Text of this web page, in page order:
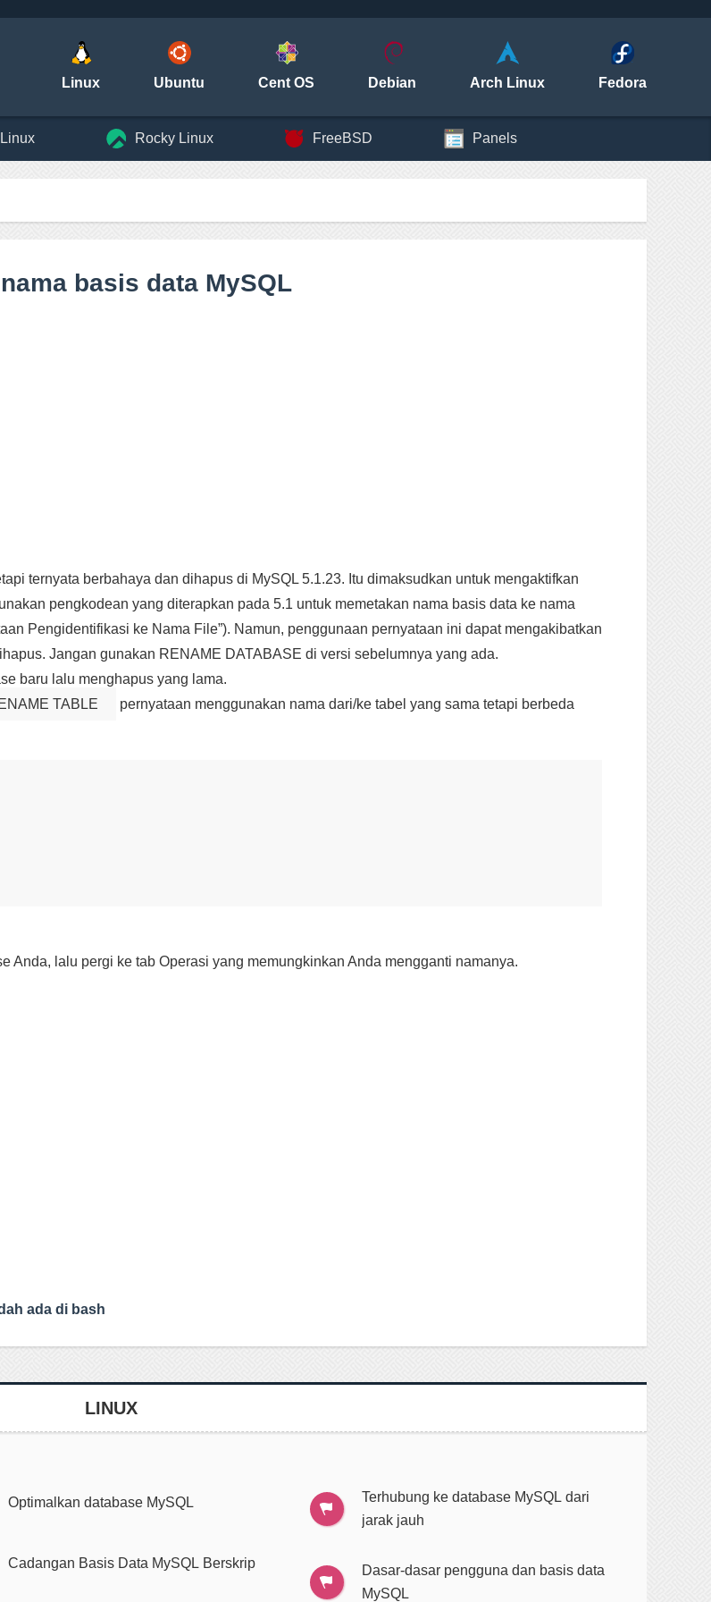
Linux Ubuntu Cent OS Debian Arch Linux Fedora
Rocky Linux FreeBSD Panels
basis data MySQL
ternyata berbahaya dan dihapus di MySQL 5.1.23. Itu dimaksudkan untuk mengaktifkan
pengkodean yang diterapkan pada 5.1 untuk memetakan nama basis data ke nama
Pengidentifikasi ke Nama File”). Namun, penggunaan pernyataan ini dapat mengakibatkan
Jangan gunakan RENAME DATABASE di versi sebelumnya yang ada.
baru lalu menghapus yang lama.
TABLE
pernyataan menggunakan nama dari/ke tabel yang sama tetapi berbeda
Anda, lalu pergi ke tab Operasi yang memungkinkan Anda mengganti namanya.
ada di bash
LINUX
Optimalkan database MySQL
Cadangan Basis Data MySQL Berskrip
Terhubung ke database MySQL dari
jarak jauh
Dasar-dasar pengguna dan basis data
MySQL